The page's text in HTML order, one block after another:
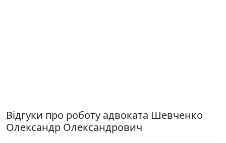
Відгуки про роботу адвоката Шевченко
Олександр Олександрович